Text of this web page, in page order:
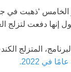
‘ذهبت في
إنها دفعت لتزلج
المتزلج